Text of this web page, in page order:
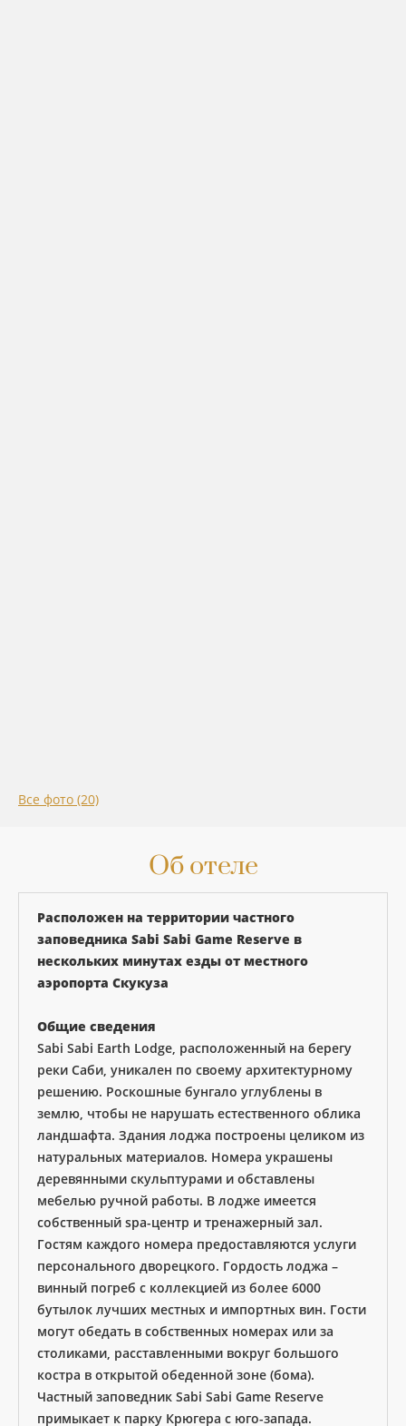
Все фото (20)
Об отеле
Расположен на территории частного
заповедника Sabi Sabi Game Reserve в
нескольких минутах езды от местного
аэропорта Скукуза
Общие сведения
Sabi Sabi Earth Lodge, расположенный на берегу
реки Саби, уникален по своему архитектурному
решению. Роскошные бунгало углублены в
землю, чтобы не нарушать естественного облика
ландшафта. Здания лоджа построены целиком из
натуральных материалов. Номера украшены
деревянными скульптурами и обставлены
мебелью ручной работы. В лодже имеется
собственный spa-центр и тренажерный зал.
Гостям каждого номера предоставляются услуги
персонального дворецкого. Гордость лоджа –
винный погреб с коллекцией из более 6000
бутылок лучших местных и импортных вин. Гости
могут обедать в собственных номерах или за
столиками, расставленными вокруг большого
костра в открытой обеденной зоне (бома).
Частный заповедник Sabi Sabi Game Reserve
примыкает к парку Крюгера с юго-запада.